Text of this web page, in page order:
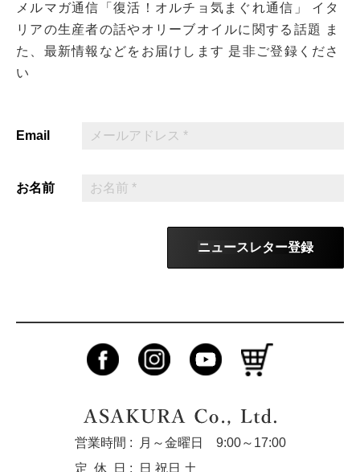
メルマガ通信「復活！オルチョ気まぐれ通信」
イタ
リアの生産者の話やオリーブオイルに関する話題
ま
た、最新情報などをお届けします 是非ご登録くださ
い
Email
お名前
ニュースレター登録
営業時間 :
月～金曜日 9:00～17:00
定休
日 : 日 祝日 土